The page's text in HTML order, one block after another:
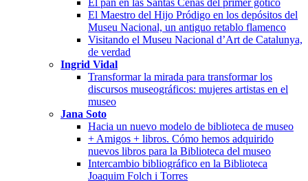
El pan en las Santas Cenas del primer gótico
El Maestro del Hijo Pródigo en los depósitos del
Museu Nacional, un antiguo retablo flamenco
Visitando el Museu Nacional d’Art de Catalunya,
de verdad
Ingrid Vidal
Transformar la mirada para transformar los
discursos museográficos: mujeres artistas en el
museo
Jana Soto
Hacia un nuevo modelo de biblioteca de museo
+ Amigos + libros. Cómo hemos adquirido
nuevos libros para la Biblioteca del museo
Intercambio bibliográfico en la Biblioteca
Joaquim Folch i Torres